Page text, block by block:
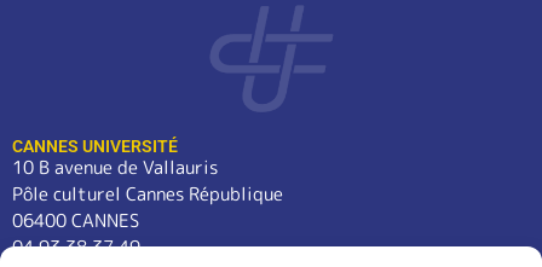
CANNES UNIVERSITÉ
10 B avenue de Vallauris
Pôle culturel Cannes République
06400 CANNES
04 93 38 37 49